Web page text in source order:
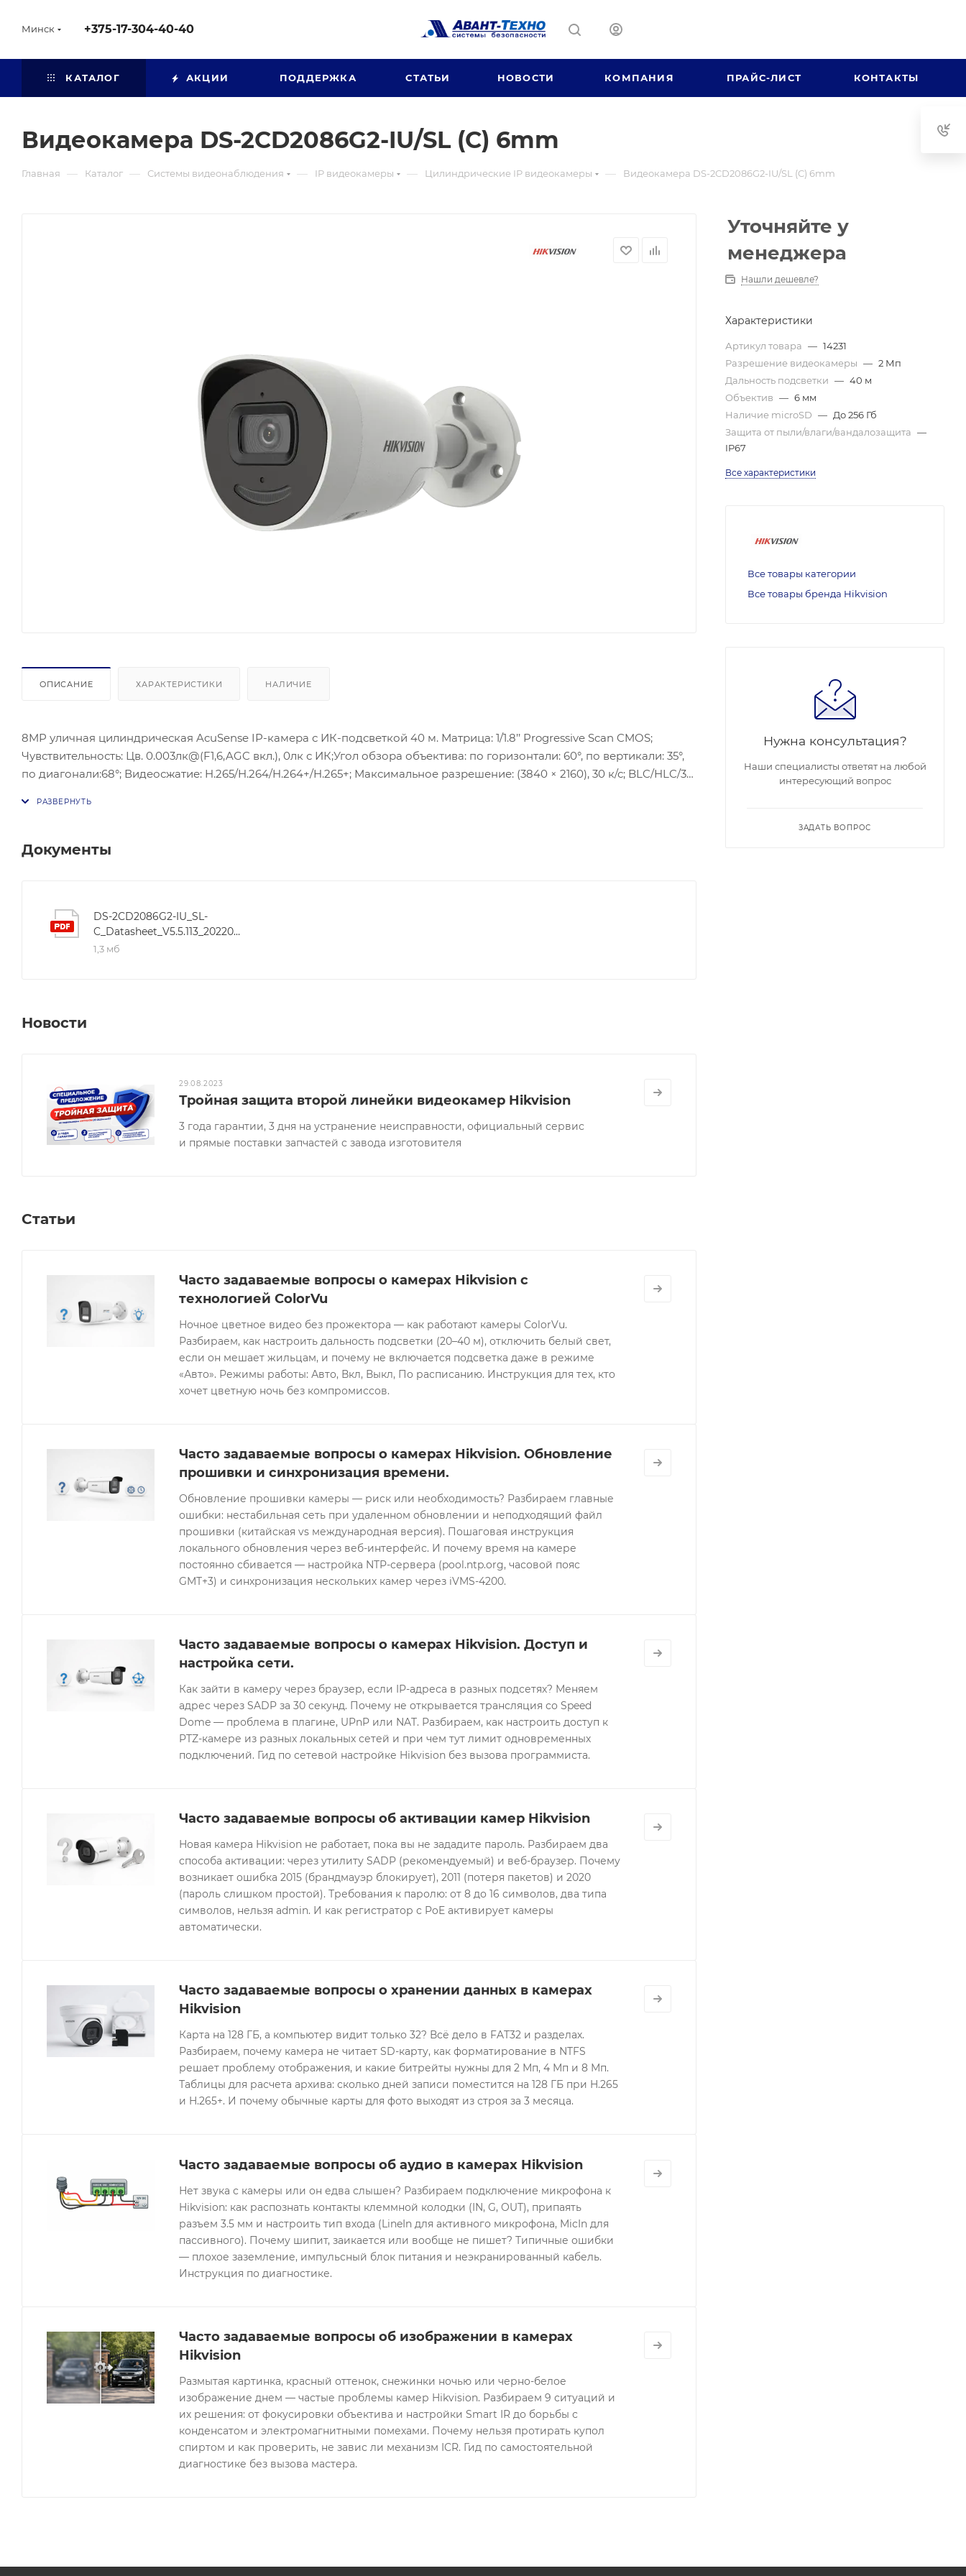
Минск +375-17-304-40-40
КАТАЛОГ АКЦИИ ПОДДЕРЖКА СТАТЬИ НОВОСТИ КОМПАНИЯ ПРАЙС-ЛИСТ КОНТАКТЫ
Видеокамера DS-2CD2086G2-IU/SL (C) 6mm
Главная — Каталог — Системы видеонаблюдения — IP видеокамеры — Цилиндрические IP видеокамеры — Видеокамера DS-2CD2086G2-IU/SL (C) 6mm
ОПИСАНИЕ ХАРАКТЕРИСТИКИ НАЛИЧИЕ
8MP уличная цилиндрическая AcuSense IP-камера с ИК-подсветкой 40 м. Матрица: 1/1.8’’ Progressive Scan CMOS;
Чувствительность: Цв. 0.003лк@(F1,6,AGC вкл.), 0лк с ИК;Угол обзора объектива: по горизонтали: 60°, по вертикали: 35°,
по диагонали:68°; Видеосжатие: H.265/H.264/H.264+/H.265+; Максимальное разрешение: (3840 × 2160), 30 к/с; BLC/HLC/3D
Документы
DS-2CD2086G2-IU_SL-
C_Datasheet_V5.5.113_20220607
1,3 мб
Новости
29.08.2023
Тройная защита второй линейки видеокамер Hikvision
3 года гарантии, 3 дня на устранение неисправности, официальный сервис
и прямые поставки запчастей с завода изготовителя
Статьи
Часто задаваемые вопросы о камерах Hikvision с
технологией ColorVu
Ночное цветное видео без прожектора — как работают камеры ColorVu.
Разбираем, как настроить дальность подсветки (20–40 м), отключить белый свет,
если он мешает жильцам, и почему не включается подсветка даже в режиме
«Авто». Режимы работы: Авто, Вкл, Выкл, По расписанию. Инструкция для тех, кто
хочет цветную ночь без компромиссов.
Часто задаваемые вопросы о камерах Hikvision. Обновление
прошивки и синхронизация времени.
Обновление прошивки камеры — риск или необходимость? Разбираем главные
ошибки: нестабильная сеть при удаленном обновлении и неподходящий файл
прошивки (китайская vs международная версия). Пошаговая инструкция
локального обновления через веб-интерфейс. И почему время на камере
постоянно сбивается — настройка NTP-сервера (pool.ntp.org, часовой пояс
GMT+3) и синхронизация нескольких камер через iVMS-4200.
Часто задаваемые вопросы о камерах Hikvision. Доступ и
настройка сети.
Как зайти в камеру через браузер, если IP-адреса в разных подсетях? Меняем
адрес через SADP за 30 секунд. Почему не открывается трансляция со Speed
Dome — проблема в плагине, UPnP или NAT. Разбираем, как настроить доступ к
PTZ-камере из разных локальных сетей и при чем тут лимит одновременных
подключений. Гид по сетевой настройке Hikvision без вызова программиста.
Часто задаваемые вопросы об активации камер Hikvision
Новая камера Hikvision не работает, пока вы не зададите пароль. Разбираем два
способа активации: через утилиту SADP (рекомендуемый) и веб-браузер. Почему
возникает ошибка 2015 (брандмауэр блокирует), 2011 (потеря пакетов) и 2020
(пароль слишком простой). Требования к паролю: от 8 до 16 символов, два типа
символов, нельзя admin. И как регистратор с PoE активирует камеры
автоматически.
Часто задаваемые вопросы о хранении данных в камерах
Hikvision
Карта на 128 ГБ, а компьютер видит только 32? Всё дело в FAT32 и разделах.
Разбираем, почему камера не читает SD-карту, как форматирование в NTFS
решает проблему отображения, и какие битрейты нужны для 2 Мп, 4 Мп и 8 Мп.
Таблицы для расчета архива: сколько дней записи поместится на 128 ГБ при H.265
и H.265+. И почему обычные карты для фото выходят из строя за 3 месяца.
Часто задаваемые вопросы об аудио в камерах Hikvision
Нет звука с камеры или он едва слышен? Разбираем подключение микрофона к
Hikvision: как распознать контакты клеммной колодки (IN, G, OUT), припаять
разъем 3.5 мм и настроить тип входа (LineIn для активного микрофона, MicIn для
пассивного). Почему шипит, заикается или вообще не пишет? Типичные ошибки
— плохое заземление, импульсный блок питания и неэкранированный кабель.
Инструкция по диагностике.
Часто задаваемые вопросы об изображении в камерах
Hikvision
Размытая картинка, красный оттенок, снежинки ночью или черно-белое
изображение днем — частые проблемы камер Hikvision. Разбираем 9 ситуаций и
их решения: от фокусировки объектива и настройки Smart IR до борьбы с
конденсатом и электромагнитными помехами. Почему нельзя протирать купол
спиртом и как проверить, не завис ли механизм ICR. Гид по самостоятельной
диагностике без вызова мастера.
Уточняйте у
менеджера
Нашли дешевле?
Характеристики
Артикул товара — 14231
Разрешение видеокамеры — 2 Мп
Дальность подсветки — 40 м
Объектив — 6 мм
Наличие microSD — До 256 Гб
Защита от пыли/влаги/вандалозащита —
IP67
Все характеристики
Все товары категории
Все товары бренда Hikvision
Нужна консультация?
Наши специалисты ответят на любой
интересующий вопрос
ЗАДАТЬ ВОПРОС